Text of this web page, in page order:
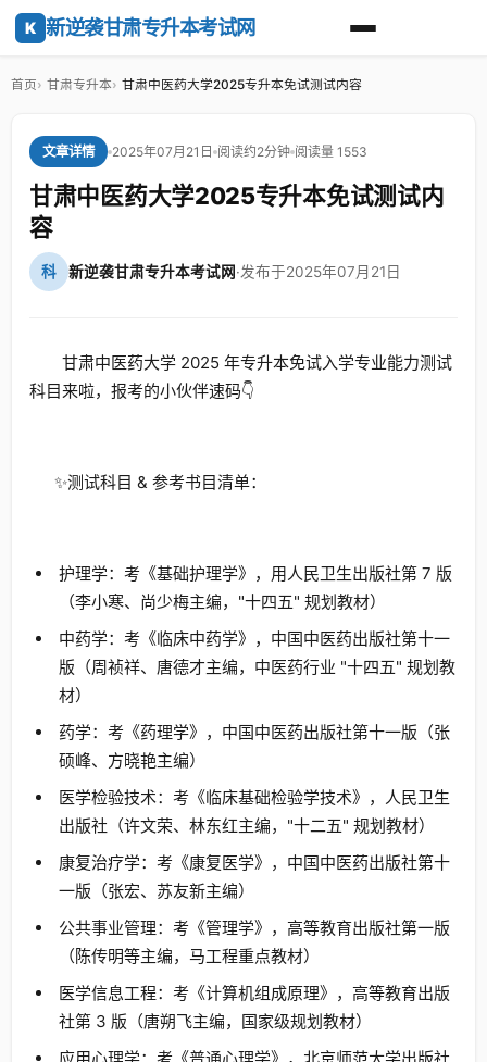
K 新逆袭甘肃专升本考试网
首页 甘肃专升本 甘肃中医药大学2025专升本免试测试内容
文章详情 2025年07月21日 阅读约2分钟 阅读量 1553
甘肃中医药大学2025专升本免试测试内
容
科 新逆袭甘肃专升本考试网·发布于2025年07月21日
甘肃中医药大学 2025 年专升本免试入学专业能力测试
科目来啦，报考的小伙伴速码👇
✨测试科目 & 参考书目清单：
护理学：考《基础护理学》，用人民卫生出版社第 7 版
（李小寒、尚少梅主编，"十四五" 规划教材）
中药学：考《临床中药学》，中国中医药出版社第十一
版（周祯祥、唐德才主编，中医药行业 "十四五" 规划教
材）
药学：考《药理学》，中国中医药出版社第十一版（张
硕峰、方晓艳主编）
医学检验技术：考《临床基础检验学技术》，人民卫生
出版社（许文荣、林东红主编，"十二五" 规划教材）
康复治疗学：考《康复医学》，中国中医药出版社第十
一版（张宏、苏友新主编）
公共事业管理：考《管理学》，高等教育出版社第一版
（陈传明等主编，马工程重点教材）
医学信息工程：考《计算机组成原理》，高等教育出版
社第 3 版（唐朔飞主编，国家级规划教材）